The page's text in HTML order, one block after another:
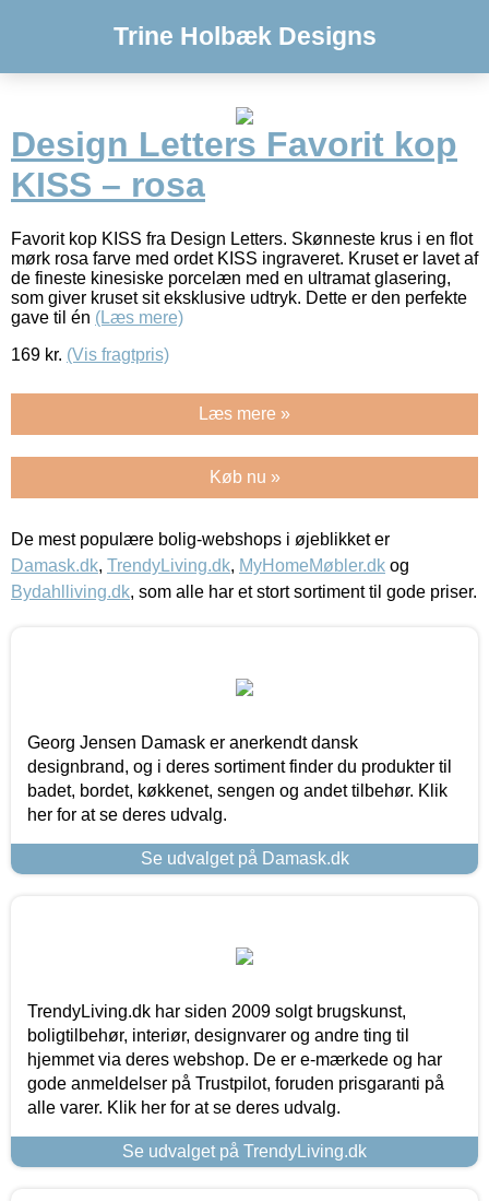
Trine Holbæk Designs
Design Letters Favorit kop
KISS – rosa
Favorit kop KISS fra Design Letters. Skønneste krus i en flot
mørk rosa farve med ordet KISS ingraveret. Kruset er lavet af
de fineste kinesiske porcelæn med en ultramat glasering,
som giver kruset sit eksklusive udtryk. Dette er den perfekte
gave til én (Læs mere)
169 kr. (Vis fragtpris)
Læs mere »
Køb nu »
De mest populære bolig-webshops i øjeblikket er
Damask.dk, TrendyLiving.dk, MyHomeMøbler.dk og
Bydahlliving.dk, som alle har et stort sortiment til gode priser.
Georg Jensen Damask er anerkendt dansk
designbrand, og i deres sortiment finder du produkter til
badet, bordet, køkkenet, sengen og andet tilbehør. Klik
her for at se deres udvalg.
Se udvalget på Damask.dk
TrendyLiving.dk har siden 2009 solgt brugskunst,
boligtilbehør, interiør, designvarer og andre ting til
hjemmet via deres webshop. De er e-mærkede og har
gode anmeldelser på Trustpilot, foruden prisgaranti på
alle varer. Klik her for at se deres udvalg.
Se udvalget på TrendyLiving.dk